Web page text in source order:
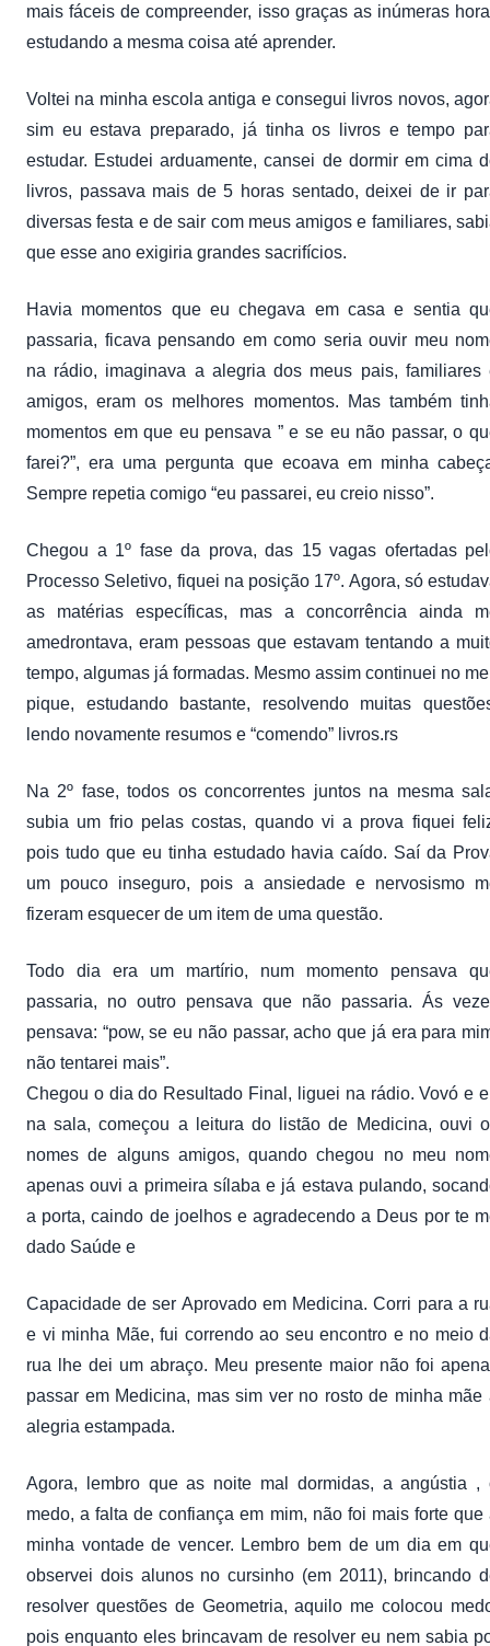
mais fáceis de compreender, isso graças as inúmeras
estudando a mesma coisa até aprender.
Voltei na minha escola antiga e consegui livros novos,
sim eu estava preparado, já tinha os livros e tempo
estudar. Estudei arduamente, cansei de dormir em cima
livros, passava mais de 5 horas sentado, deixei de ir
diversas festa e de sair com meus amigos e familiares,
que esse ano exigiria grandes sacrifícios.
Havia momentos que eu chegava em casa e sentia
passaria, ficava pensando em como seria ouvir meu
na rádio, imaginava a alegria dos meus pais, familiares
amigos, eram os melhores momentos. Mas também
momentos em que eu pensava ” e se eu não passar, o
farei?”, era uma pergunta que ecoava em minha
Sempre repetia comigo “eu passarei, eu creio nisso”.
Chegou a 1º fase da prova, das 15 vagas ofertadas
Processo Seletivo, fiquei na posição 17º. Agora, só
as matérias específicas, mas a concorrência ainda
amedrontava, eram pessoas que estavam tentando a
tempo, algumas já formadas. Mesmo assim continuei no
pique, estudando bastante, resolvendo muitas
lendo novamente resumos e “comendo” livros.rs
Na 2º fase, todos os concorrentes juntos na mesma
subia um frio pelas costas, quando vi a prova fiquei
pois tudo que eu tinha estudado havia caído. Saí da
um pouco inseguro, pois a ansiedade e nervosismo
fizeram esquecer de um item de uma questão.
Todo dia era um martírio, num momento pensava
passaria, no outro pensava que não passaria. Ás
pensava: “pow, se eu não passar, acho que já era para
não tentarei mais”.
Chegou o dia do Resultado Final, liguei na rádio. Vovó e
na sala, começou a leitura do listão de Medicina, ouvi
nomes de alguns amigos, quando chegou no meu
apenas ouvi a primeira sílaba e já estava pulando,
a porta, caindo de joelhos e agradecendo a Deus por te
dado Saúde e
Capacidade de ser Aprovado em Medicina. Corri para a
e vi minha Mãe, fui correndo ao seu encontro e no meio
rua lhe dei um abraço. Meu presente maior não foi
passar em Medicina, mas sim ver no rosto de minha mãe
alegria estampada.
Agora, lembro que as noite mal dormidas, a angústia ,
medo, a falta de confiança em mim, não foi mais forte que
minha vontade de vencer. Lembro bem de um dia em
observei dois alunos no cursinho (em 2011), brincando
resolver questões de Geometria, aquilo me colocou
pois enquanto eles brincavam de resolver eu nem sabia